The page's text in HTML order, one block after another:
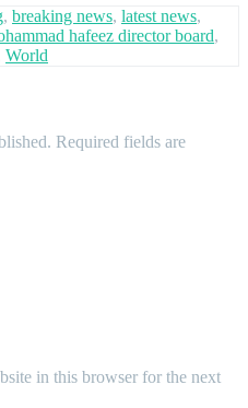
, breaking news, latest news,
hafeez director board,
World
Required fields are
in this browser for the next